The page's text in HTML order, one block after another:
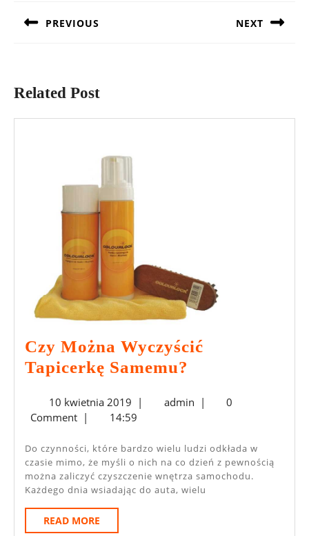
PREVIOUS NEXT
Related Post
Czy Można Wyczyścić
Tapicerkę Samemu?
Wyczyścić
Samemu?
10 kwietnia 201910
kwietnia
| adminadmin
|
0
Comment | 14:59
Do czynności, które bardzo wielu ludzi odkłada w
czasie mimo, że myśli o nich na co dzień z pewnością
można zaliczyć czyszczenie wnętrza samochodu.
Każdego dnia wsiadając do auta, wielu
READ MORE